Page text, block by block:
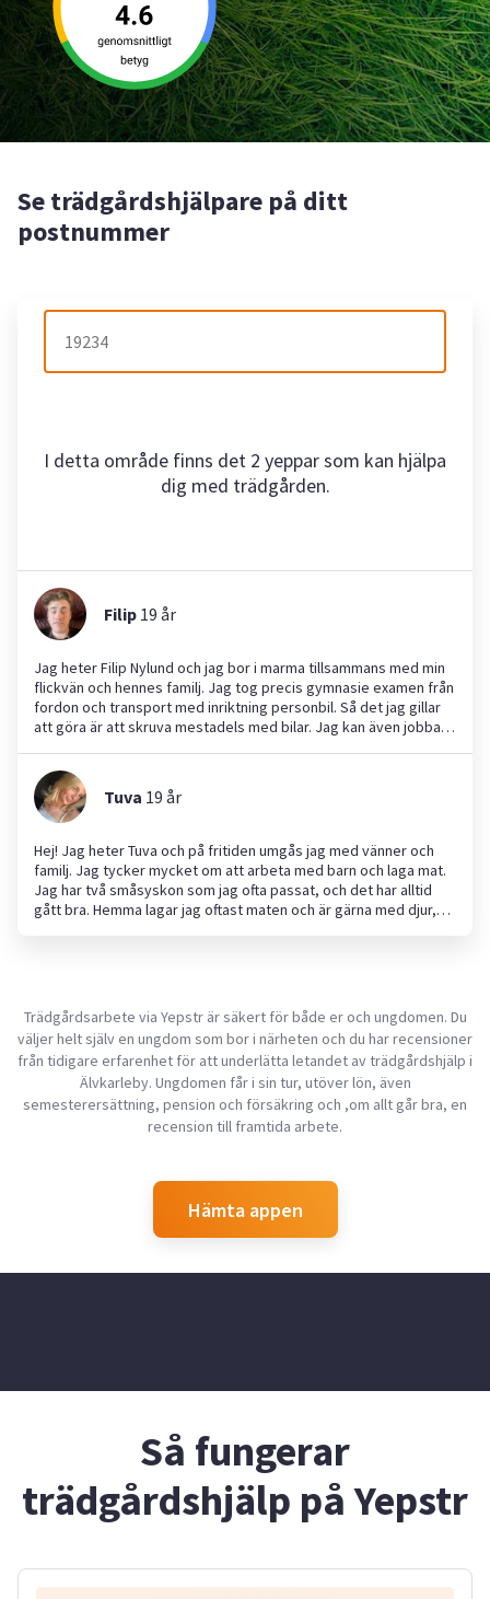
Se trädgårdshjälpare på ditt
postnummer
I detta område finns det 2 yeppar som kan hjälpa
dig med trädgården.
Filip 19 år
Jag heter Filip Nylund och jag bor i marma tillsammans med min
flickvän och hennes familj. Jag tog precis gymnasie examen från
fordon och transport med inriktning personbil. Så det jag gillar
att göra är att skruva mestadels med bilar. Jag kan även jobba
you name it. Jag tycker man ska anlita mig för jag är pålitlig, jag
sköter mina tider och jag ser till att jobbet blir klart. Jag kan
jobba vart som helst från Gävle till Tierp, kan möjligtvis sträcka
mig mot Uppsala hållet. Obs! Jag har ännu inget körkort så jag
tar mig fram med kollektivtrafik.
Tuva 19 år
Hej! Jag heter Tuva och på fritiden umgås jag med vänner och
familj. Jag tycker mycket om att arbeta med barn och laga mat.
Jag har två småsyskon som jag ofta passat, och det har alltid
gått bra. Hemma lagar jag oftast maten och är gärna med djur,
emot att hjälpa till med olika roliga jobb och hoppas få nya
erfarenheter!
Trädgårdsarbete via Yepstr är säkert för både er och ungdomen. Du
väljer helt själv en ungdom som bor i närheten och du har recensioner
från tidigare erfarenhet för att underlätta letandet av trädgårdshjälp i
Älvkarleby. Ungdomen får i sin tur, utöver lön, även
semesterersättning, pension och försäkring och ,om allt går bra, en
recension till framtida arbete.
Hämta appen
Så fungerar
trädgårdshjälp på Yepstr